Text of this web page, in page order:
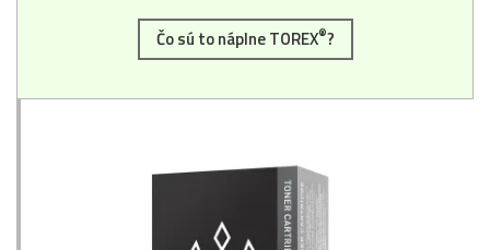
Čo sú to náplne TOREX®?